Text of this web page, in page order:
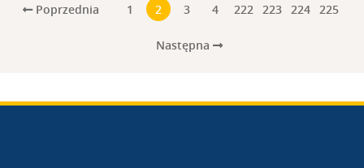
Poprzednia 1 2 3 4 222 223 224 225
Następna